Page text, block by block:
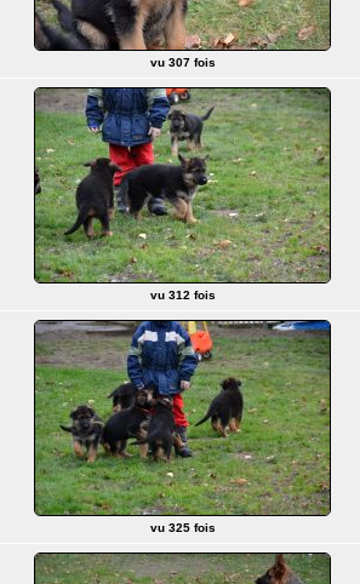
vu 307 fois
vu 312 fois
vu 325 fois